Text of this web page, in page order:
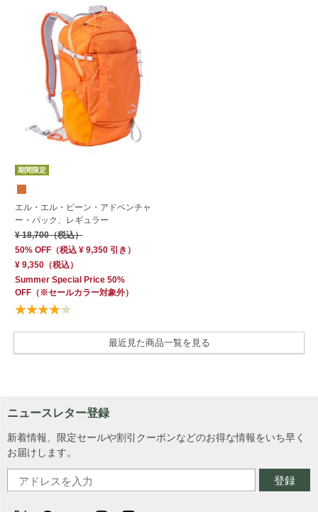
期間限定
エル・エル・ビーン・アドベンチャ
ー・パック、レギュラー
¥ 18,700（税込）
50% OFF（税込 ¥ 9,350引き）
¥ 9,350（税込）
Summer Special Price 50%
OFF（※セールカラー対象外）
最近見た商品一覧を見る
ニュースレター登録
新着情報、限定セールや割引クーポンなどのお得な情報をいち早く
お届けします。
登録